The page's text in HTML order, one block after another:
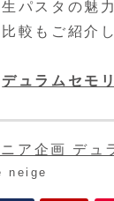
パスタの魅
較もご紹介し
デュラムセモ
ア企画 デュ
neige